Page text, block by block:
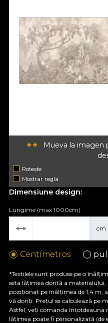
Mueva la imagen
Rotește
Mostrar regla
Dimensiune design:
cm
Lungime (max 1000cm)
Centímetros
*Textilele sunt produse pe o
seta lățimea dorită a materialului,
poziționat pe înălțimea de 1,4 m,
vă doriți. Prețul se calculează pe
Astfel, veți comanda întotdeauna
lățimea poate fi personalizată